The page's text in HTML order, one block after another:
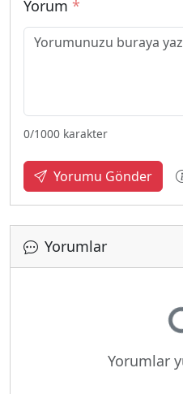
Yorum *
0/1000 karakter
Yorumu Gönder
Yorumlar
Yorumlar